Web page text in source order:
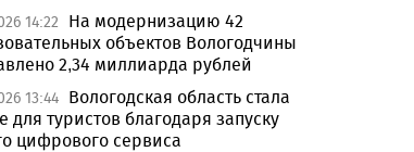
14:22
На модернизацию 42
объектов Вологодчины
2,34 миллиарда рублей
13:44 Вологодская область стала
для туристов благодаря запуску
цифрового сервиса